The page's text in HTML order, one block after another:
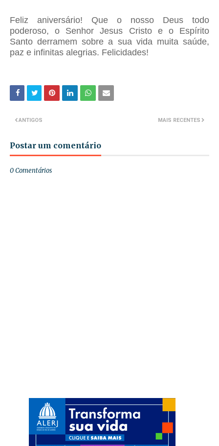
Feliz aniversário! Que o nosso Deus todo
poderoso, o Senhor Jesus Cristo e o Espírito
Santo derramem sobre a sua vida muita saúde,
paz e infinitas alegrias. Felicidades!
MAIS RECENTES
ANTIGOS
Postar um comentário
0 Comentários